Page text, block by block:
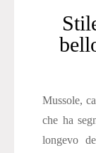
Mussole,
che ha
longevo